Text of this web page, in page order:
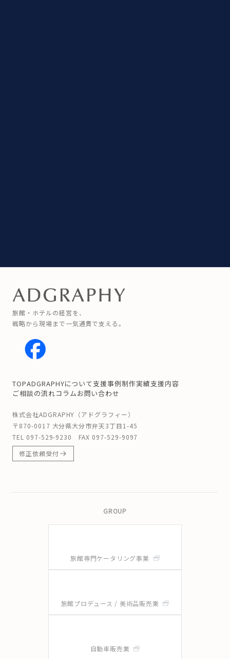
旅館・ホテルの経営を、
戦略から現場まで一気通貫で支える。
TOPADGRAPHYについて支援事例制作実績支援内容
ご相談の流れコラムお問い合わせ
株式会社ADGRAPHY（アドグラフィー）
〒870-0017 大分県大分市弁天3丁目1-45
TEL 097-529-9230
FAX 097-529-9097
修正依頼受付
GROUP
旅館専門ケータリング事業
旅館プロデュース / 美術品販売業
自動車販売業